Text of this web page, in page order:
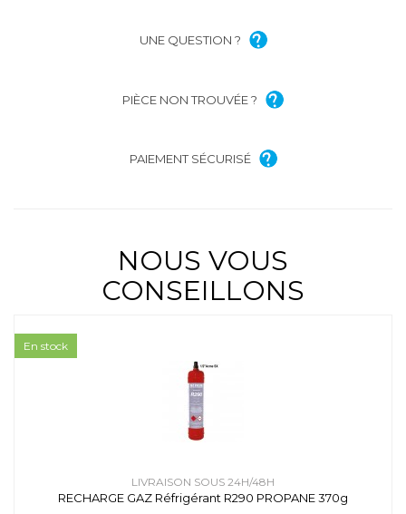
UNE QUESTION ?
PIÈCE NON TROUVÉE ?
PAIEMENT SÉCURISÉ
NOUS VOUS
CONSEILLONS
LIVRAISON SOUS 24H/48H
RECHARGE GAZ Réfrigérant R290 PROPANE 370g
En stock